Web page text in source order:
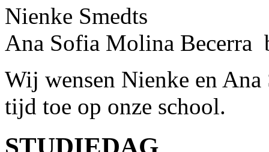
Nienke Smedts
Ana Sofia Molina Becerra
Wij wensen Nienke en Ana
tijd toe op onze school.